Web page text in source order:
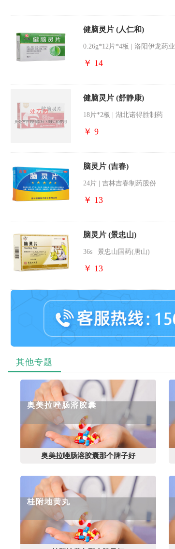
健脑灵片 (人仁和)
0.26g*12片*4板 | 洛阳伊龙药业
￥ 14
健脑灵片 (舒静康)
18片*2板 | 湖北诺得胜制药
￥ 9
脑灵片 (吉春)
24片 | 吉林吉春制药股份
￥ 13
脑灵片 (景忠山)
36s | 景忠山国药(唐山)
￥ 13
其他专题
奥美拉唑肠溶胶囊
奥美拉唑肠溶胶囊那个牌子好
桂附地黄丸